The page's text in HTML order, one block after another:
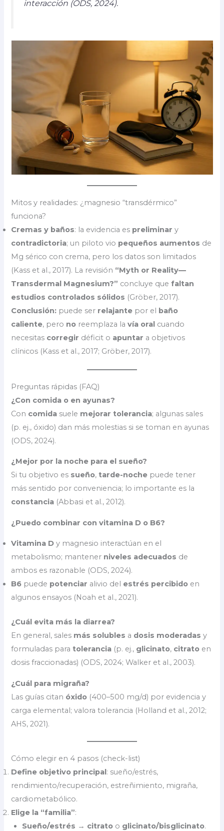
interacción (ODS, 2024).
Mitos y realidades: ¿magnesio “transdérmico”
funciona?
Cremas y baños: la evidencia es preliminar y
contradictoria; un piloto vio pequeños aumentos de
Mg sérico con crema, pero los datos son limitados
(Kass et al., 2017). La revisión “Myth or Reality—
Transdermal Magnesium?” concluye quefaltan
estudios controlados sólidos (Gröber, 2017).
Conclusión: puede ser relajante por el baño
caliente, pero no reemplaza lavía oral cuando
necesitas corregir déficit o apuntar a objetivos
clínicos (Kass et al., 2017; Gröber, 2017).
Preguntas rápidas (FAQ)
¿Con comida o en ayunas?
Con comida suele mejorar tolerancia; algunas sales
(p. ej., óxido) dan más molestias si se toman en ayunas
(ODS, 2024).
¿Mejor por la noche para el sueño?
Si tu objetivo es sueño,tarde-noche puede tener
más sentido por conveniencia; lo importante es la
constancia (Abbasi et al., 2012).
¿Puedo combinar con vitamina D o B6?
Vitamina D y magnesio interactúan en el
metabolismo; mantener niveles adecuados de
ambos es razonable (ODS, 2024).
B6 puede potenciar alivio del estrés percibido en
algunos ensayos (Noah et al., 2021).
¿Cuál evita más la diarrea?
En general, sales más solubles a dosis moderadas y
formuladas paratolerancia (p. ej., glicinato, citrato en
dosis fraccionadas) (ODS, 2024; Walker et al., 2003).
¿Cuál para migraña?
Las guías citan óxido (400–500 mg/d) por evidencia y
carga elemental; valora tolerancia (Holland et al., 2012;
AHS, 2021).
Cómo elegir en 4 pasos (check-list)
Define objetivo principal: sueño/estrés,
rendimiento/recuperación, estreñimiento, migraña,
cardiometabólico.
Elige la “familia”:
Sueño/estrés → citrato o glicinato/bisglicinato.